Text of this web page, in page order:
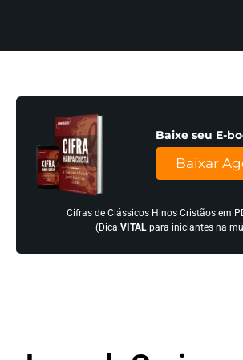
EBOOK
GRÁTIS
GUITAR
Baixe seu E-
Baixar
Cifras de Clássicos Hinos Cristãos em
(Dica VITALpara iniciantes na